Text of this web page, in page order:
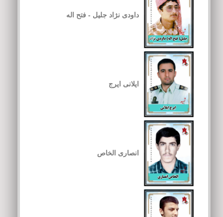
داودی نژاد جلیل - فتح اله
ایلانی ایرج
انصاری الخاص